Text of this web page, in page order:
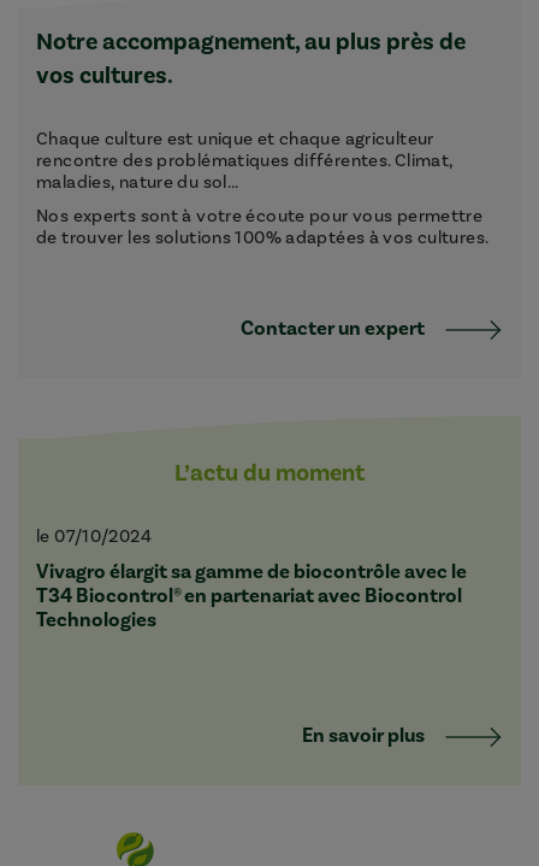
Notre accompagnement, au plus près de
vos cultures.
Chaque culture est unique et chaque agriculteur
rencontre des problématiques différentes. Climat,
maladies, nature du sol...
Nos experts sont à votre écoute pour vous permettre
de trouver les solutions 100% adaptées à vos cultures.
Contacter un expert
L’actu du moment
le 07/10/2024
Vivagro élargit sa gamme de biocontrôle avec le
T34 Biocontrol® en partenariat avec Biocontrol
Technologies
En savoir plus